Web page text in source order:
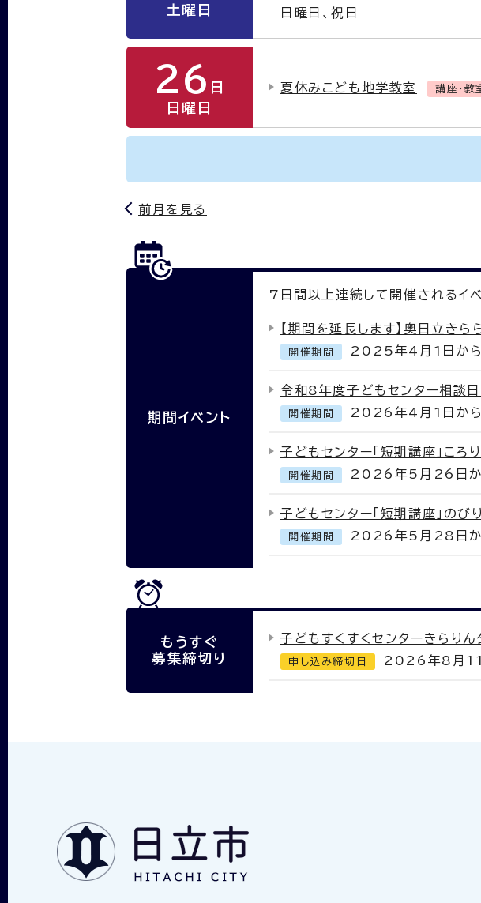
土曜日
日曜日、祝日
26 日
日曜日
夏休みこども地学教室 講座・教
前月を見る
期間イベント
7 日間以上連続して開催されるイベ
【期間を延長します】奥日立き
開催期間 2025年4月1日か
令和8年度子どもセンター相談
開催期間 2026年4月1日か
子どもセンター「短期講座」ころ
開催期間 2026年5月26日
子どもセンター「短期講座」のび
開催期間 2026年5月28日
もうすぐ
募集締切り
子どもすくすくセンターきらりん
申し込み締切日 2026年8月11